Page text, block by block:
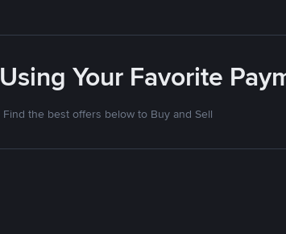
Your Favorite
Find the best offers below to Buy and Sell